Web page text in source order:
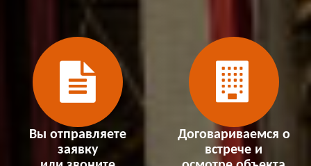
Вы отправляете
заявку
Договариваемся о
встрече и